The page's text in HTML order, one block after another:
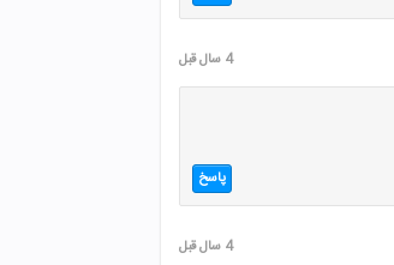
4 سال قبل
پاسخ
4 سال قبل